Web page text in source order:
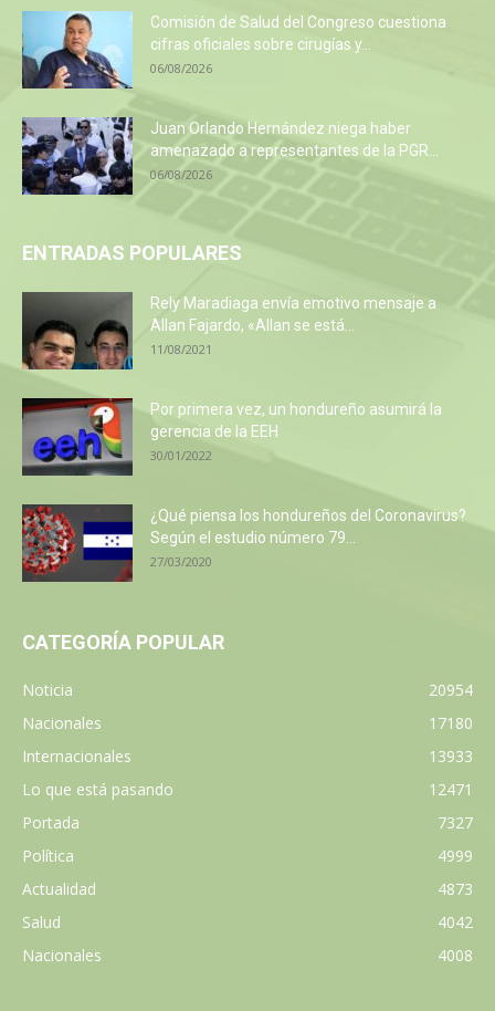
Comisión de Salud del Congreso cuestiona
cifras oficiales sobre cirugías y...
06/08/2026
Juan Orlando Hernández niega haber
amenazado a representantes de la PGR...
06/08/2026
ENTRADAS POPULARES
Rely Maradiaga envía emotivo mensaje a
Allan Fajardo, «Allan se está...
11/08/2021
Por primera vez, un hondureño asumirá la
gerencia de la EEH
30/01/2022
¿Qué piensa los hondureños del Coronavirus?
Según el estudio número 79...
27/03/2020
CATEGORÍA POPULAR
Noticia
20954
Nacionales
17180
Internacionales
13933
Lo que está pasando
12471
Portada
7327
Política
4999
Actualidad
4873
Salud
4042
Nacionales
4008